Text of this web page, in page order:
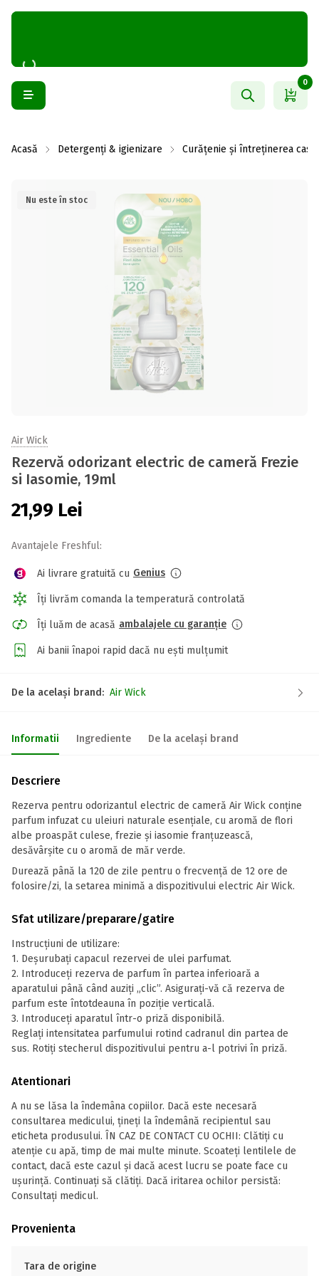
0
Acasă Detergenți & igienizare Curățenie și întreținerea casei
Nu este în stoc
Air Wick
Rezervă odorizant electric de cameră Frezie
si Iasomie, 19ml
21,99 Lei
Avantajele Freshful:
Ai livrare gratuită cu Genius
Îți livrăm comanda la temperatură controlată
Îți luăm de acasă ambalajele cu garanție
Ai banii înapoi rapid dacă nu ești mulțumit
De la același brand: Air Wick
Informatii Ingrediente De la același brand
Descriere
Rezerva pentru odorizantul electric de cameră Air Wick conține
parfum infuzat cu uleiuri naturale esențiale, cu aromă de flori
albe proaspăt culese, frezie și iasomie franțuzească,
desăvârșite cu o aromă de măr verde.
Durează până la 120 de zile pentru o frecvență de 12 ore de
folosire/zi, la setarea minimă a dispozitivului electric Air Wick.
Sfat utilizare/preparare/gatire
Instrucțiuni de utilizare:
1. Deșurubați capacul rezervei de ulei parfumat.
2. Introduceți rezerva de parfum în partea inferioară a
aparatului până când auziți „clic”. Asigurați-vă că rezerva de
parfum este întotdeauna în poziție verticală.
3. Introduceți aparatul într-o priză disponibilă.
Reglați intensitatea parfumului rotind cadranul din partea de
sus. Rotiți stecherul dispozitivului pentru a-l potrivi în priză.
Atentionari
A nu se lăsa la îndemâna copiilor. Dacă este necesară
consultarea medicului, țineți la îndemână recipientul sau
eticheta produsului. ÎN CAZ DE CONTACT CU OCHII: Clătiți cu
atenție cu apă, timp de mai multe minute. Scoateți lentilele de
contact, dacă este cazul și dacă acest lucru se poate face cu
ușurință. Continuați să clătiți. Dacă iritarea ochilor persistă:
Consultaţi medicul.
Provenienta
Tara de origine